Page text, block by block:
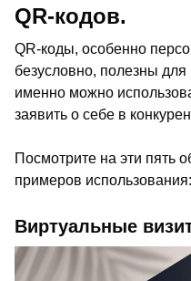
QR-кодов.
QR-коды, особенно
безусловно, полезны
именно можно
заявить о себе в
Посмотрите на эти пять
примеров использования:
Виртуальные